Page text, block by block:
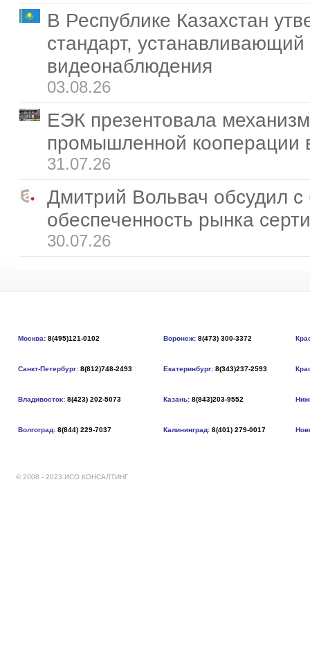
В Республике Казахстан
стандарт,
видеонаблюдения
03.08.26
ЕЭК презентовала
промышленной
31.07.26
Дмитрий Вольвач обсудил
обеспеченность рынка
30.07.26
Москва: 8(495)121-0102 Воронеж: 8(473) 300-3372
Санкт-Петербург: 8(812)748-2493 Екатеринбург: 8(343)237-2593
Владивосток: 8(423) 202-5073 Казань: 8(843)203-9552
Волгоград: 8(844) 229-7037 Калининград: 8(401) 279-0017
© 2008 - 2023 ИСО КОНСАЛТИНГ